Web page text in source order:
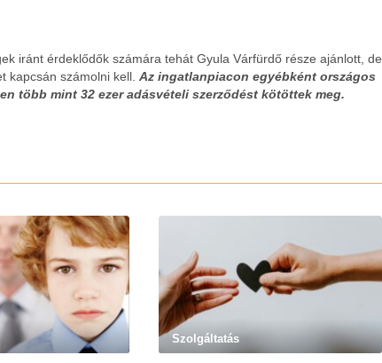
iránt érdeklődők számára tehát Gyula Várfürdő része ajánlott, de
kapcsán számolni kell. Az ingatlanpiacon egyébként országos
több mint 32 ezer adásvételi szerződést kötöttek meg.
Szolgáltatás